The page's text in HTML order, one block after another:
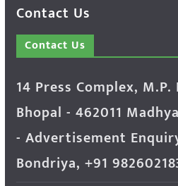
Contact Us
Contact Us
14 Press Complex,
Bhopal - 462011
- Advertisement
Bondriya, +91